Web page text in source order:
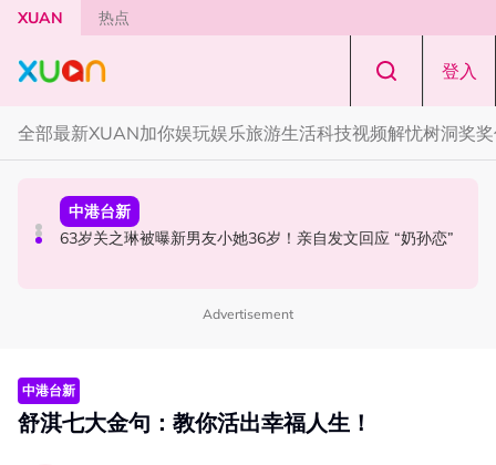
Skip to main content
XUAN 热点
登入
全部最新XUAN加你娱玩娱乐旅游生活科技视频解忧树洞奖
本地星闻
官宣！邱锋泽《Bend The Lines》马来西亚站 11月14日开
中港台新
63岁关之琳被曝新男友小她36岁！亲自发文回应 “奶孙恋”
节庆
知多点 | 2026 农历七月鬼门开！10 大禁忌宁可信其有 少
Advertisement
中港台新
舒淇七大金句：教你活出幸福人生！